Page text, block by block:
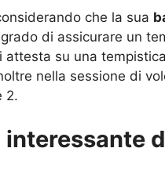
che la sua
di assicurare un
su una
nella sessione di
2.
interessante